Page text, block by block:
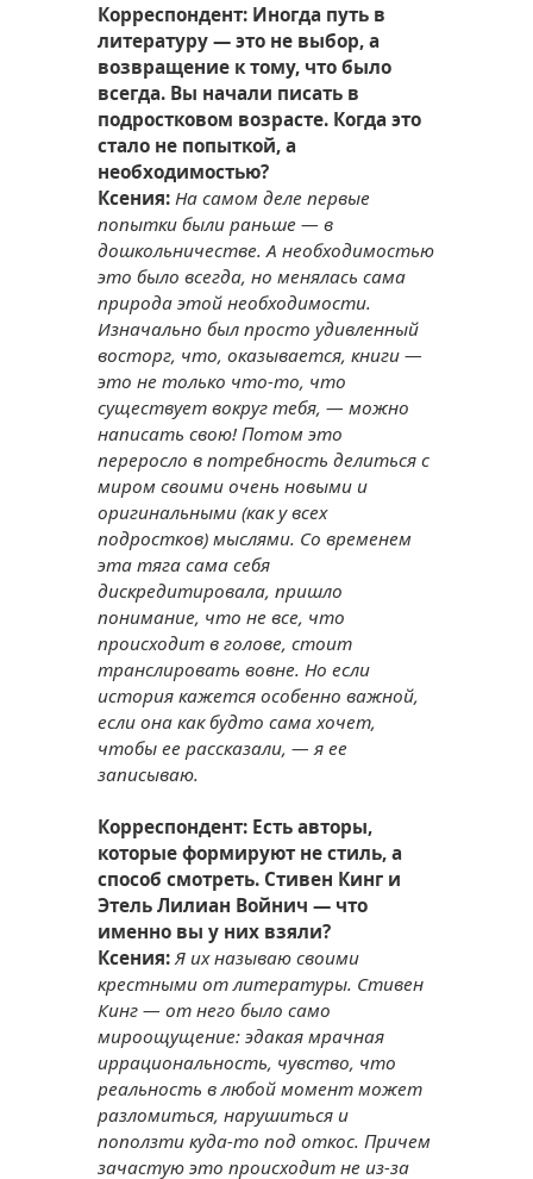
Корреспондент: Иногда путь в
литературу — это не выбор, а
возвращение к тому, что было
всегда. Вы начали писать в
подростковом возрасте. Когда это
стало не попыткой, а
необходимостью?
Ксения: На самом деле первые
попытки были раньше — в
дошкольничестве. А необходимостью
это было всегда, но менялась сама
природа этой необходимости.
Изначально был просто удивленный
восторг, что, оказывается, книги —
это не только что-то, что
существует вокруг тебя, — можно
написать свою! Потом это
переросло в потребность делиться с
миром своими очень новыми и
оригинальными (как у всех
подростков) мыслями. Со временем
эта тяга сама себя
дискредитировала, пришло
понимание, что не все, что
происходит в голове, стоит
транслировать вовне. Но если
история кажется особенно важной,
если она как будто сама хочет,
чтобы ее рассказали, — я ее
записываю.
Корреспондент: Есть авторы,
которые формируют не стиль, а
способ смотреть. Стивен Кинг и
Этель Лилиан Войнич — что
именно вы у них взяли?
Ксения: Я их называю своими
крестными от литературы. Стивен
Кинг — от него было само
мироощущение: эдакая мрачная
иррациональность, чувство, что
реальность в любой момент может
разломиться, нарушиться и
поползти куда-то под откос. Причем
зачастую это происходит не из-за